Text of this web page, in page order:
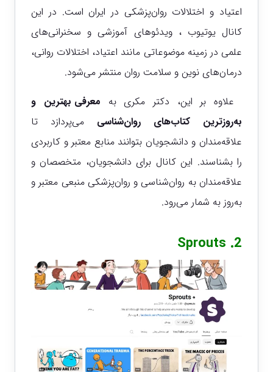
اعتیاد و اختلالات روان‌پزشکی در ایران است. در این
کانال یوتیوب ، ویدئوهای آموزشی و سخنرانی‌های
علمی در زمینه موضوعاتی مانند اعتیاد، اختلالات روانی،
درمان‌های نوین و سلامت روان منتشر می‌شود.
علاوه بر این، دکتر مکری به معرفی بهترین و
به‌روزترین کتاب‌های روان‌شناسی می‌پردازد تا
علاقه‌مندان و دانشجویان بتوانند منابع معتبر و کاربردی
را بشناسند. این کانال برای دانشجویان، متخصصان و
علاقه‌مندان به روان‌شناسی و روان‌پزشکی منبعی معتبر و
به‌روز به شمار می‌رود.
2.
Sprouts